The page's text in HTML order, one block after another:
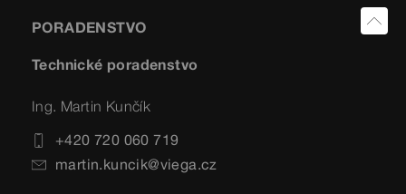
PORADENSTVO
Technické poradenstvo
Ing. Martin Kunčík
+420 720 060 719
martin.kuncik@viega.cz